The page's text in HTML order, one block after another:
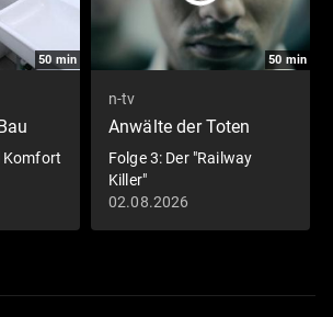
50 min
Komfort
50 min
n-tv
Anwälte der Toten
Folge 3: Der "Railway
Killer"
02.08.2026